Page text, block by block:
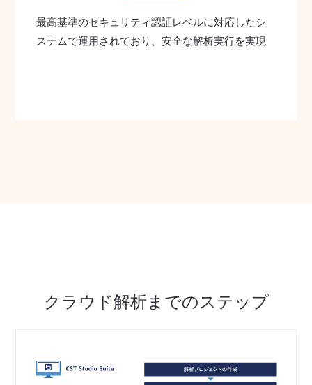
最高基準のセキュリティ認証レベルに対応したシ
ステムで運用されており、安全な解析実行を実現
クラウド解析までのステップ